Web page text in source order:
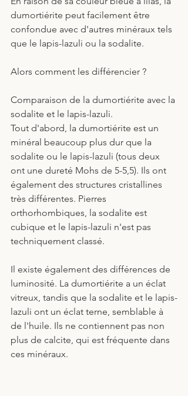
dumortiérite peut facilement être
confondue avec d'autres minéraux tels
que le lapis-lazuli ou la sodalite.
Alors comment les différencier ?
Comparaison de la dumortiérite avec la
sodalite et le lapis-lazuli.
Tout d'abord, la dumortiérite est un
minéral beaucoup plus dur que la
sodalite ou le lapis-lazuli (tous deux
ont une dureté Mohs de 5-5,5). Ils ont
également des structures cristallines
très différentes. Pierres
orthorhombiques, la sodalite est
cubique et le lapis-lazuli n'est pas
techniquement classé.
Il existe également des différences de
luminosité. La dumortiérite a un éclat
vitreux, tandis que la sodalite et le lapis-
lazuli ont un éclat terne, semblable à
de l'huile. Ils ne contiennent pas non
plus de calcite, qui est fréquente dans
ces minéraux.